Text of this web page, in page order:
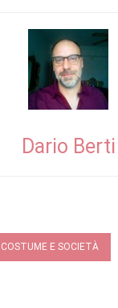
Dario Berti
COSTUME E SOCIETÀ